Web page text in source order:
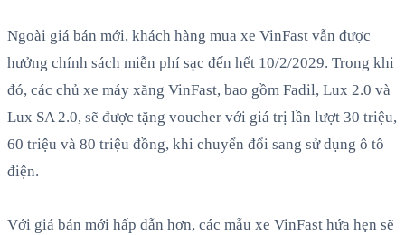
Ngoài giá bán mới, khách hàng mua xe VinFast vẫn được
hưởng chính sách miễn phí sạc đến hết 10/2/2029. Trong khi
đó, các chủ xe máy xăng VinFast, bao gồm Fadil, Lux 2.0 và
Lux SA 2.0, sẽ được tặng voucher với giá trị lần lượt 30 triệu,
60 triệu và 80 triệu đồng, khi chuyển đổi sang sử dụng ô tô
điện.
Với giá bán mới hấp dẫn hơn, các mẫu xe VinFast hứa hẹn sẽ